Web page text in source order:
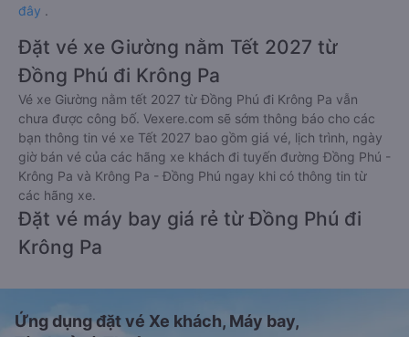
đây .
Đặt vé xe Giường nằm Tết 2027 từ
Đồng Phú đi Krông Pa
Vé xe Giường nằm tết 2027 từ Đồng Phú đi Krông Pa vẫn
chưa được công bố. Vexere.com sẽ sớm thông báo cho các
bạn thông tin vé xe Tết 2027 bao gồm giá vé, lịch trình, ngày
giờ bán vé của các hãng xe khách đi tuyến đường Đồng Phú -
Krông Pa và Krông Pa - Đồng Phú ngay khi có thông tin từ
các hãng xe.
Đặt vé máy bay giá rẻ từ Đồng Phú đi
Krông Pa
Ứng dụng đặt vé Xe khách, Máy bay,